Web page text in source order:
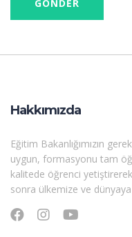
Hakkımızda
Eğitim Bakanlığımızın
uygun, formasyonu tam
kalitede öğrenci
sonra ülkemize ve